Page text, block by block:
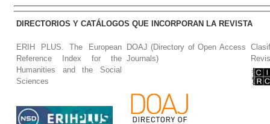
DIRECTORIOS Y CATÁLOGOS QUE INCORPORAN LA REVISTA
ERIH PLUS. The European
Reference Index for the
Humanities and the Social
Sciences
DOAJ (Directory of Open Access
Journals)